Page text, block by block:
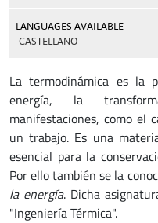
LANGUAGES AVAILABLE
CASTELLANO
La termodinámica es la
energía, la
manifestaciones, como el
un trabajo. Es una
esencial para la
Por ello también se la
la energía. Dicha
"Ingeniería Térmica".